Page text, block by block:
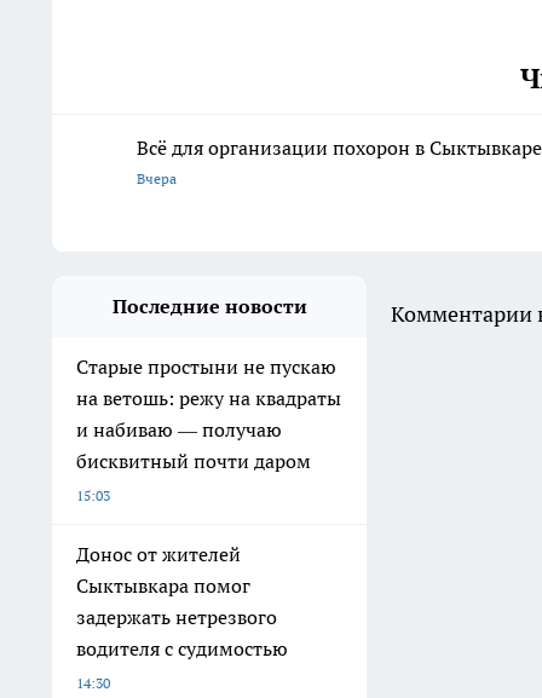
Всё для организации похорон в
Вчера
Последние новости
Старые простыни не пускаю
на ветошь: режу на квадраты
и набиваю — получаю
бисквитный почти даром
15:03
Донос от жителей
Сыктывкара помог
задержать нетрезвого
водителя с судимостью
14:30
Комментарии